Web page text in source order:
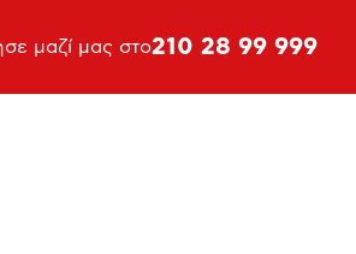
μαζί μας στο210 28 99 999